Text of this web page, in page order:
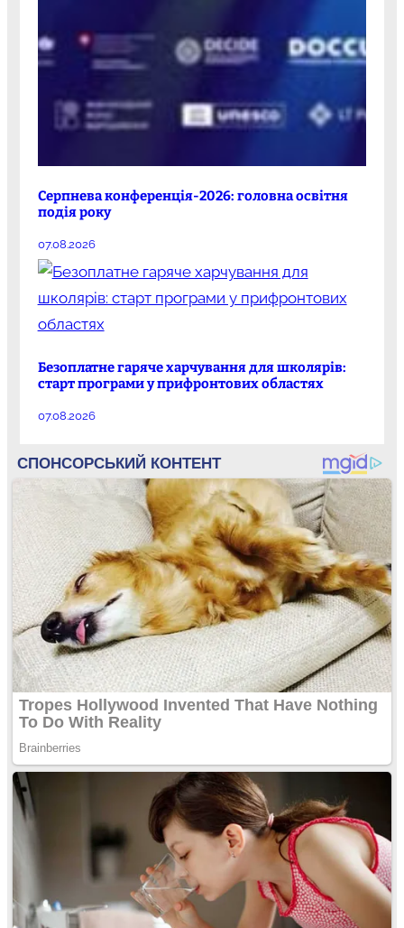
Серпнева конференція-2026: головна освітня
подія року
07.08.2026
Безоплатне гаряче харчування для школярів:
старт програми у прифронтових областях
07.08.2026